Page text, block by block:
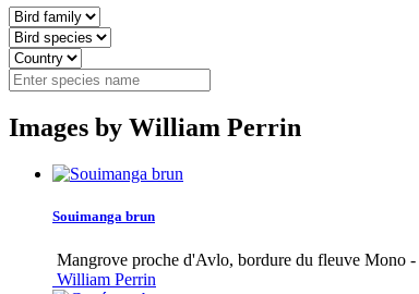
Images by William Perrin
Souimanga brun
Mangrove proche d'Avlo, bordure du fleuve Mono -
William Perrin